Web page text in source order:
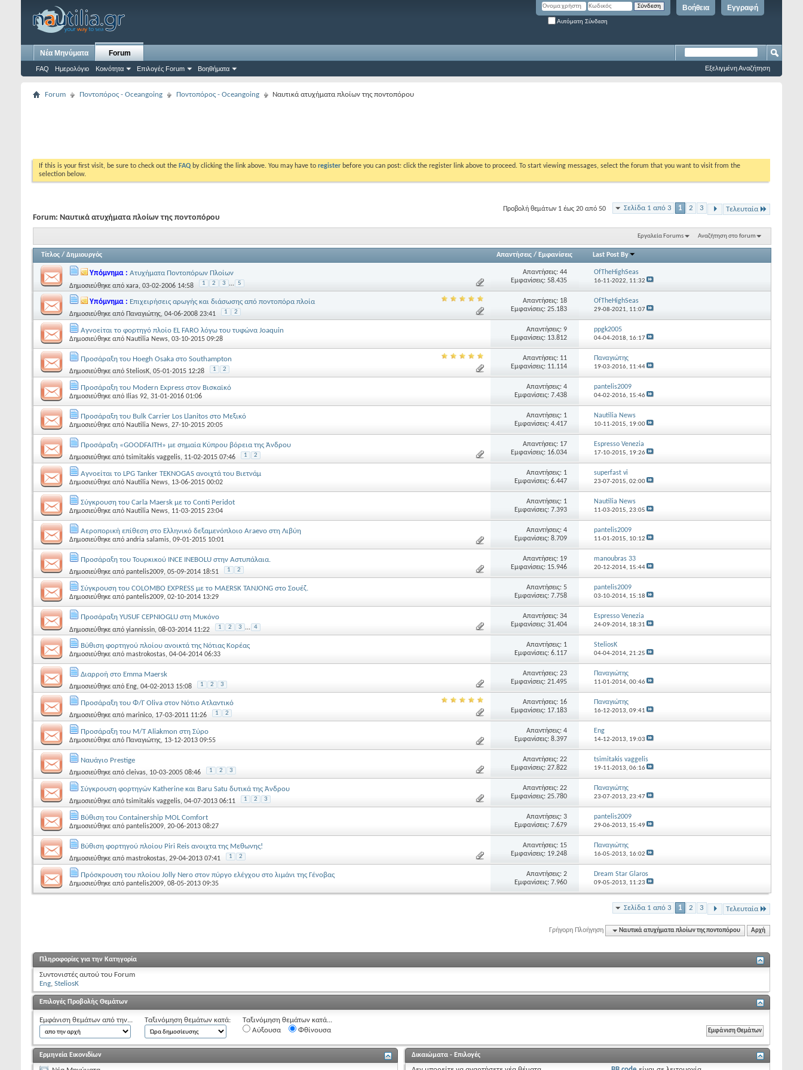
Εγγραφή
Βοήθεια
Αυτόματη Σύνδεση
Νέα Μηνύματα Forum
FAQ Ημερολόγιο Κοινότητα Επιλογές Forum Βοηθήματα Εξελιγμένη Αναζήτηση
Forum Ποντοπόρος - Οceangoing Ποντοπόρος - Οceangoing Ναυτικά ατυχήματα πλοίων της ποντοπόρου
If this is your first visit, be sure to check out the FAQ by clicking the link above. You may have to register before you can post: click the register link above to proceed. To start viewing messages, select the forum that you want to visit from the
selection below.
Σελίδα 1 από 3 1 2 3 Τελευταία
Προβολή θεμάτων 1 έως 20 από 50
Forum: Ναυτικά ατυχήματα πλοίων της ποντοπόρου
Εργαλεία Forums Αναζήτηση στο forum
Τίτλος / Δημιουργός Απαντήσεις/ Εμφανίσεις Last Post By
Υπόμνημα : Ατυχήματα Ποντοπόρων Πλοίων
Δημοσιεύθηκε από xara, 03-02-2006 14:58 1 2 3 ... 5
Απαντήσεις: 44
Εμφανίσεις: 58.435
OfTheHighSeas
16-11-2022, 11:32
Υπόμνημα : Επιχειρήσεις αρωγής και διάσωσης από ποντοπόρα πλοία
Δημοσιεύθηκε από Παναγιώτης, 04-06-2008 23:41 1 2
Απαντήσεις: 18
Εμφανίσεις: 25.183
OfTheHighSeas
29-08-2021, 11:07
Αγνοείται το φορτηγό πλοίο EL FARO λόγω του τυφώνα Joaquin
Δημοσιεύθηκε από Nautilia News, 03-10-2015 09:28
Απαντήσεις: 9
Εμφανίσεις: 13.812
ppgk2005
04-04-2018, 16:17
Προσάραξη του Hoegh Osaka στο Southampton
Δημοσιεύθηκε από SteliosK, 05-01-2015 12:28 1 2
Απαντήσεις: 11
Εμφανίσεις: 11.114
Παναγιώτης
19-03-2016, 11:44
Προσάραξη του Modern Express στον Βισκαϊκό
Δημοσιεύθηκε από Ilias 92, 31-01-2016 01:06
Απαντήσεις: 4
Εμφανίσεις: 7.438
pantelis2009
04-02-2016, 15:46
Προσάραξη του Bulk Carrier Los Llanitos στο Μεξικό
Δημοσιεύθηκε από Nautilia News, 27-10-2015 20:05
Απαντήσεις: 1
Εμφανίσεις: 4.417
Nautilia News
10-11-2015, 19:00
Προσάραξη «GOODFAITH» με σημαία Κύπρου βόρεια της Άνδρου
Δημοσιεύθηκε από tsimitakis vaggelis, 11-02-2015 07:46 1 2
Απαντήσεις: 17
Εμφανίσεις: 16.034
Espresso Venezia
17-10-2015, 19:26
Αγνοείται το LPG Tanker TEKNOGAS ανοιχτά του Βιετνάμ
Δημοσιεύθηκε από Nautilia News, 13-06-2015 00:02
Απαντήσεις: 1
Εμφανίσεις: 6.447
superfast vi
23-07-2015, 02:00
Σύγκρουση του Carla Maersk με το Conti Peridot
Δημοσιεύθηκε από Nautilia News, 11-03-2015 23:04
Απαντήσεις: 1
Εμφανίσεις: 7.393
Nautilia News
11-03-2015, 23:05
Αεροπορική επίθεση στο Ελληνικό δεξαμενόπλοιο Araevo στη Λιβύη
Δημοσιεύθηκε από andria salamis, 09-01-2015 10:01
Απαντήσεις: 4
Εμφανίσεις: 8.709
pantelis2009
11-01-2015, 10:12
Προσάραξη του Τουρκικού INCE INEBOLU στην Αστυπάλαια.
Δημοσιεύθηκε από pantelis2009, 05-09-2014 18:51 1 2
Απαντήσεις: 19
Εμφανίσεις: 15.946
manoubras 33
20-12-2014, 15:44
Σύγκρουση του COLOMBO EXPRESS με το MAERSK TANJONG στο Σουέζ.
Δημοσιεύθηκε από pantelis2009, 02-10-2014 13:29
Απαντήσεις: 5
Εμφανίσεις: 7.758
pantelis2009
03-10-2014, 15:18
Προσάραξη YUSUF CEPNIOGLU στη Μυκόνο
Δημοσιεύθηκε από yiannissin, 08-03-2014 11:22 1 2 3 ... 4
Απαντήσεις: 34
Εμφανίσεις: 31.404
Espresso Venezia
24-09-2014, 18:31
Bύθιση φορτηγού πλοίου ανοικτά της Νότιας Κορέας
Δημοσιεύθηκε από mastrokostas, 04-04-2014 06:33
Απαντήσεις: 1
Εμφανίσεις: 6.117
SteliosK
04-04-2014, 21:25
Διαρροή στο Emma Maersk
Δημοσιεύθηκε από Eng, 04-02-2013 15:08 1 2 3
Απαντήσεις: 23
Εμφανίσεις: 21.495
Παναγιώτης
11-01-2014, 00:46
Προσάραξη του Φ/Γ Oliva στον Νότιο Ατλαντικό
Δημοσιεύθηκε από marinico, 17-03-2011 11:26 1 2
Απαντήσεις: 16
Εμφανίσεις: 17.183
Παναγιώτης
16-12-2013, 09:41
Προσάραξη του M/T Aliakmon στη Σύρο
Δημοσιεύθηκε από Παναγιώτης, 13-12-2013 09:55
Απαντήσεις: 4
Εμφανίσεις: 8.397
Eng
14-12-2013, 19:03
Ναυάγιο Prestige
Δημοσιεύθηκε από cleivas, 10-03-2005 08:46 1 2 3
Απαντήσεις: 22
Εμφανίσεις: 27.822
tsimitakis vaggelis
19-11-2013, 06:16
Σύγκρουση φορτηγών Katherine και Baru Satu δυτικά της Άνδρου
Δημοσιεύθηκε από tsimitakis vaggelis, 04-07-2013 06:11 1 2 3
Απαντήσεις: 22
Εμφανίσεις: 25.780
Παναγιώτης
23-07-2013, 23:47
Βύθιση του Containership MOL Comfort
Δημοσιεύθηκε από pantelis2009, 20-06-2013 08:27
Απαντήσεις: 3
Εμφανίσεις: 7.679
pantelis2009
29-06-2013, 15:49
Bύθιση φορτηγού πλοίου Piri Reis ανοιχτα της Μεθωνης!
Δημοσιεύθηκε από mastrokostas, 29-04-2013 07:41 1 2
Απαντήσεις: 15
Εμφανίσεις: 19.248
Παναγιώτης
16-05-2013, 16:02
Πρόσκρουση του πλοίου Jolly Nero στον πύργο ελέγχου στο λιμάνι της Γένοβας
Δημοσιεύθηκε από pantelis2009, 08-05-2013 09:35
Απαντήσεις: 2
Εμφανίσεις: 7.960
Dream Star Glaros
09-05-2013, 11:23
Σελίδα 1 από 3 1 2 3 Τελευταία
Γρήγορη Πλοήγηση Ναυτικά ατυχήματα πλοίων της ποντοπόρου Αρχή
Πληροφορίες για την Κατηγορία
Συντονιστές αυτού του Forum
Eng, SteliosK
Επιλογές Προβολής Θεμάτων
Εμφάνιση θεμάτων από την... Ταξινόμηση θεμάτων κατά:
Ταξινόμηση θεμάτων κατά...
Αύξουσα
Φθίνουσα
Ερμηνεία Εικονιδίων Δικαιώματα - Επιλογές